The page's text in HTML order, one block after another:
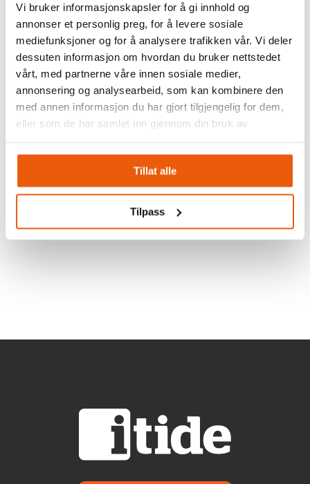
Vi bruker informasjonskapsler for å gi innhold og
annonser et personlig preg, for å levere sosiale
mediefunksjoner og for å analysere trafikken vår. Vi deler
dessuten informasjon om hvordan du bruker nettstedet
vårt, med partnerne våre innen sosiale medier,
annonsering og analysearbeid, som kan kombinere den
med annen informasjon du har gjort tilgjengelig for dem,
eller som de har samlet inn gjennom din bruk av
Tillat alle
Tilpass
Lagerhåndtering – 6 viktige
suksessfaktorer
17. april 2023
Du finner oss på Facebook
Følg oss på sosiale medier